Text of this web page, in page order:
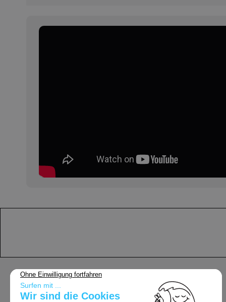
Support